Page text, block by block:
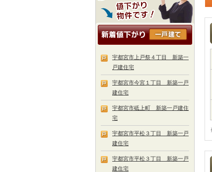
宇都宮市上戸祭４丁目 新築一
戸建住宅
宇都宮市今宮１丁目 新築一戸
建住宅
宇都宮市砥上町 新築一戸建住
宅
宇都宮市平松３丁目 新築一戸
建住宅
宇都宮市平松３丁目 新築一戸
建住宅